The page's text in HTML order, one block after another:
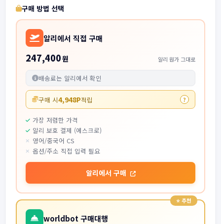
구매 방법 선택
알리에서 직접 구매
247,400원 알리 원가 그대로
배송료는 알리에서 확인
구매 시4,948P적립 ?
가장 저렴한 가격
알리 보호 결제 (에스크로)
영어/중국어 CS
옵션/주소 직접 입력 필요
알리에서 구매
worldbot 구매대행